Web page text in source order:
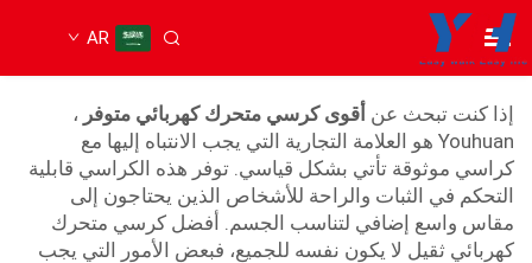
AR كرسي كهربائي ثقيل
إذا كنت تبحث عن أقوى كرسي متحرك كهربائي متوفر ،
Youhuan هو العلامة التجارية التي يجب الانتباه إليها مع
كراسي موثوقة تأتي بشكل قياسي. توفر هذه الكراسي قابلية
التحكم في الثبات والراحة للأشخاص الذين يحتاجون إلى
مقاس واسع إضافي لتناسب الجسم. أفضل كرسي متحرك
كهربائي ثقيل لا يكون نفسه للجميع، فبعض الأمور التي يجب